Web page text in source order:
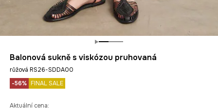
Balonová sukně s viskózou pruhovaná
růžová RS26-SDDA00
-56% FINAL SALE
Aktuální cena: